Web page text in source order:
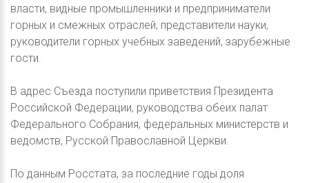
власти, видные промышленники и предприниматели
горных и смежных отраслей, представители науки,
руководители горных учебных заведений, зарубежные
гости.
В адрес Съезда поступили приветствия Президента
Российской Федерации, руководства обеих палат
Федерального Собрания, федеральных министерств и
ведомств, Русской Православной Церкви.
По данным Росстата, за последние годы доля